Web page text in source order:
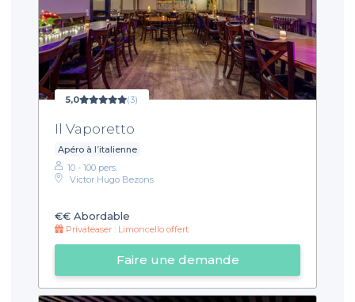
5,0 (3)
Il Vaporetto
Apéro à l’italienne
10 - 100 pers.
Victor Hugo Bezons
€€ Abordable
Privateaser : Limoncello offert
Faire une demande